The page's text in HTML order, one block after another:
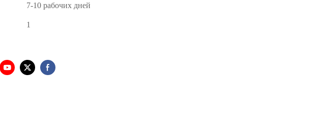
7-10 рабочих дней
1